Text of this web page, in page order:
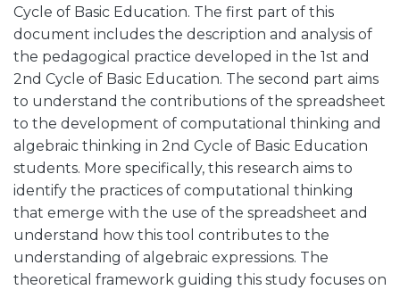
Cycle of Basic Education. The first part of this
document includes the description and analysis of
the pedagogical practice developed in the 1st and
2nd Cycle of Basic Education. The second part aims
to understand the contributions of the spreadsheet
to the development of computational thinking and
algebraic thinking in 2nd Cycle of Basic Education
students. More specifically, this research aims to
identify the practices of computational thinking
that emerge with the use of the spreadsheet and
understand how this tool contributes to the
understanding of algebraic expressions. The
theoretical framework guiding this study focuses on